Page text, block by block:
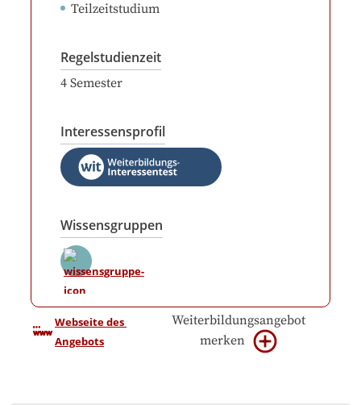
Teilzeitstudium
Regelstudienzeit
4 Semester
Interessensprofil
Wissensgruppen
Webseite des
Angebots
Weiterbildungsangebot
merken